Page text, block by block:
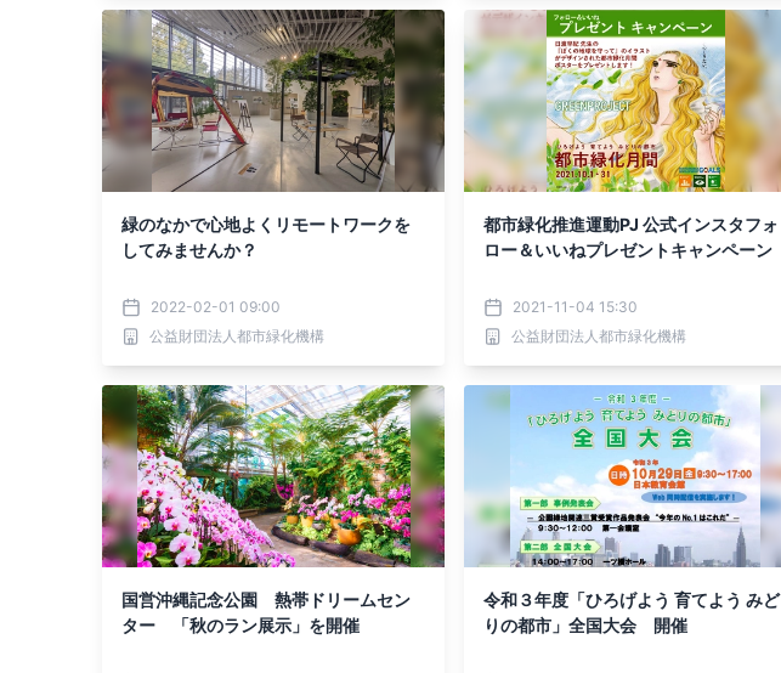
緑のなかで心地よくリモートワークを
してみませんか？
2022-02-01 09:00
公益財団法人都市緑化機構
都市緑化推進運動PJ 公式インスタフォ
ロー＆いいねプレゼントキャンペーン
2021-11-04 15:30
公益財団法人都市緑化機構
国営沖縄記念公園 熱帯ドリームセン
ター 「秋のラン展示」を開催
令和３年度「ひろげよう 育てよう みど
りの都市」全国大会 開催